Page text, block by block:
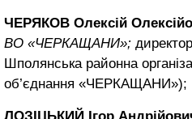
ЧЕРЯКОВ Олексій
ВО «ЧЕРКАЩАНИ»;
Шполянська районна
об’єднання «ЧЕРКАЩАНИ»);